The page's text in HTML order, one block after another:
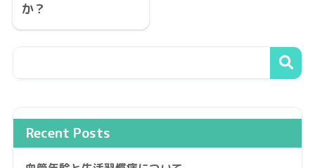
か？
Recent Posts